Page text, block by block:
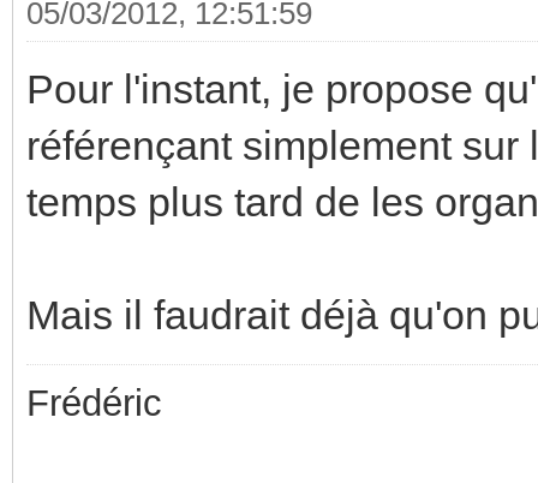
05/03/2012, 12:51:59
Pour l'instant, je propose
référençant simplement
temps plus tard de les
Mais il faudrait déjà qu'on
Frédéric